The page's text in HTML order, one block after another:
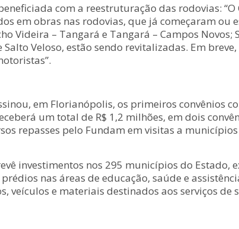
com a reestruturação das rodovias: “O
em obras nas rodovias, que já começaram ou
Videira – Tangará e Tangará – Campos Novos;
Veloso, estão sendo revitalizadas. Em
em Florianópolis, os primeiros convênios
um total de R$ 1,2 milhões, em dois
repasses pelo Fundam em visitas a
investimentos nos 295 municípios do Estado,
nas áreas de educação, saúde e
e materiais destinados aos serviços de